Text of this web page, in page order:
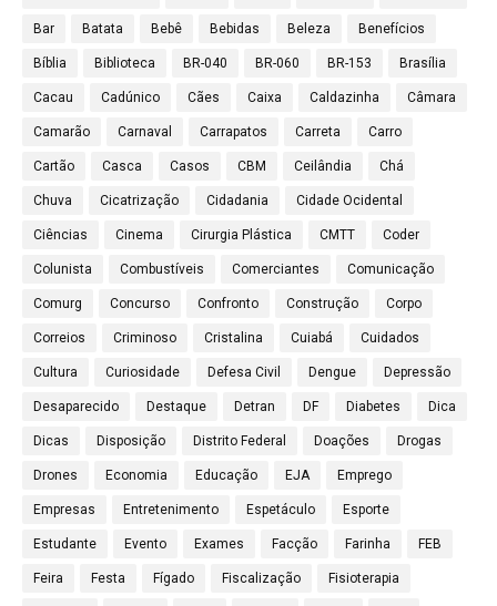
Bar Batata Bebê Bebidas Beleza Benefícios
Bíblia Biblioteca BR-040 BR-060 BR-153 Brasília
Cacau Cadúnico Cães Caixa Caldazinha Câmara
Camarão Carnaval Carrapatos Carreta Carro
Cartão Casca Casos CBM Ceilândia Chá
Chuva Cicatrização Cidadania Cidade Ocidental
Ciências Cinema Cirurgia Plástica CMTT Coder
Colunista Combustíveis Comerciantes Comunicação
Comurg Concurso Confronto Construção Corpo
Correios Criminoso Cristalina Cuiabá Cuidados
Cultura Curiosidade Defesa Civil Dengue Depressão
Desaparecido Destaque Detran DF Diabetes Dica
Dicas Disposição Distrito Federal Doações Drogas
Drones Economia Educação EJA Emprego
Empresas Entretenimento Espetáculo Esporte
Estudante Evento Exames Facção Farinha FEB
Feira Festa Fígado Fiscalização Fisioterapia